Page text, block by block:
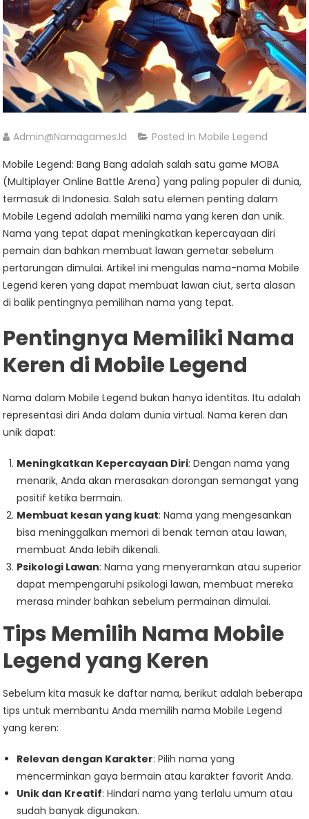
Admin@namagames.id Posted In Mobile Legend
Mobile Legend: Bang Bang adalah salah satu game MOBA
(Multiplayer Online Battle Arena) yang paling populer di dunia,
termasuk di Indonesia. Salah satu elemen penting dalam
Mobile Legend adalah memiliki nama yang keren dan unik.
Nama yang tepat dapat meningkatkan kepercayaan diri
pemain dan bahkan membuat lawan gemetar sebelum
pertarungan dimulai. Artikel ini mengulas nama-nama Mobile
Legend keren yang dapat membuat lawan ciut, serta alasan
di balik pentingnya pemilihan nama yang tepat.
Pentingnya Memiliki Nama
Keren di Mobile Legend
Nama dalam Mobile Legend bukan hanya identitas. Itu adalah
representasi diri Anda dalam dunia virtual. Nama keren dan
unik dapat:
Meningkatkan Kepercayaan Diri: Dengan nama yang
menarik, Anda akan merasakan dorongan semangat yang
positif ketika bermain.
Membuat kesan yang kuat: Nama yang mengesankan
bisa meninggalkan memori di benak teman atau lawan,
membuat Anda lebih dikenali.
Psikologi Lawan: Nama yang menyeramkan atau superior
dapat mempengaruhi psikologi lawan, membuat mereka
merasa minder bahkan sebelum permainan dimulai.
Tips Memilih Nama Mobile
Legend yang Keren
Sebelum kita masuk ke daftar nama, berikut adalah beberapa
tips untuk membantu Anda memilih nama Mobile Legend
yang keren:
Relevan dengan Karakter: Pilih nama yang
mencerminkan gaya bermain atau karakter favorit Anda.
Unik dan Kreatif: Hindari nama yang terlalu umum atau
sudah banyak digunakan.